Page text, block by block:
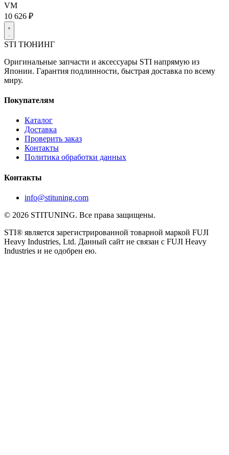
VM
10 626 ₽
STI ТЮНИНГ
Оригинальные запчасти и аксессуары STI напрямую из
Японии. Гарантия подлинности, быстрая доставка по всему
миру.
Покупателям
Каталог
Доставка
Проверить заказ
Контакты
Политика обработки данных
Контакты
info@stituning.com
© 2026 STITUNING. Все права защищены.
STI® является зарегистрированной товарной маркой FUJI
Heavy Industries, Ltd. Данный сайт не связан с FUJI Heavy
Industries и не одобрен ею.